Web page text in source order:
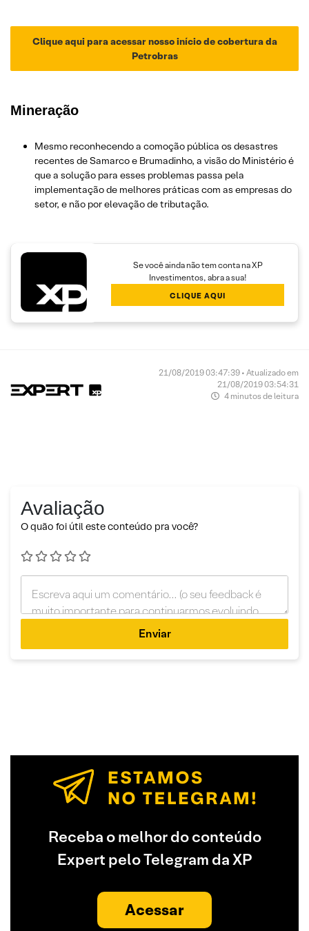
Clique aqui para acessar nosso início de cobertura da
Petrobras
Mineração
Mesmo reconhecendo a comoção pública os desastres
recentes de Samarco e Brumadinho, a visão do Ministério é
que a solução para esses problemas passa pela
implementação de melhores práticas com as empresas do
setor, e não por elevação de tributação.
Se você ainda não tem conta na XP
Investimentos, abra a sua!
CLIQUE AQUI
21/08/2019 03:47:39 • Atualizado em
21/08/2019 03:54:31
4 minutos de leitura
Avaliação
O quão foi útil este conteúdo pra você?
Enviar
Receba o melhor do conteúdo
Expert pelo Telegram da XP
Acessar